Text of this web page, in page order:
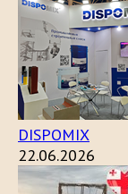
DISPOMIX
22.06.2026